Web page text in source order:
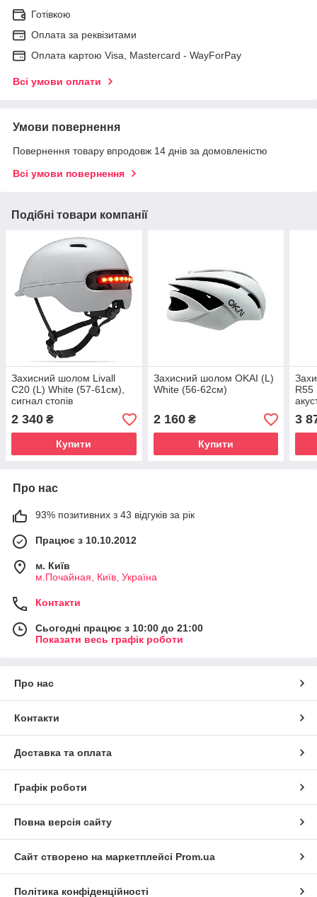
Готівкою
Оплата за реквізитами
Оплата картою Visa, Mastercard - WayForPay
Всі умови оплати
Умови повернення
Повернення товару впродовж 14 днів за домовленістю
Всі умови повернення
Подібні товари компанії
Захисний шолом Livall
C20 (L) White (57-61см),
сигнал стопів
2 340 ₴
Купити
Захисний шолом OKAI (L)
White (56-62см)
2 160₴
Купити
R55
3
Про нас
93% позитивних з 43 відгуків за рік
Працює з 10.10.2012
м. Київ
м.Почайная, Київ, Україна
Контакти
Сьогодні працює з 10:00 до 21:00
Показати весь графік роботи
Про нас
Контакти
Доставка та оплата
Графік роботи
Повна версія сайту
Сайт створено на маркетплейсі Prom.ua
Політика конфіденційності